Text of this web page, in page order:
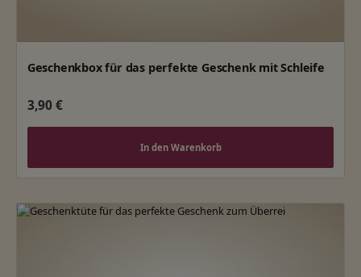
Geschenkbox für das perfekte Geschenk mit Schleife
Regulärer Preis:
3,90 €
In den Warenkorb